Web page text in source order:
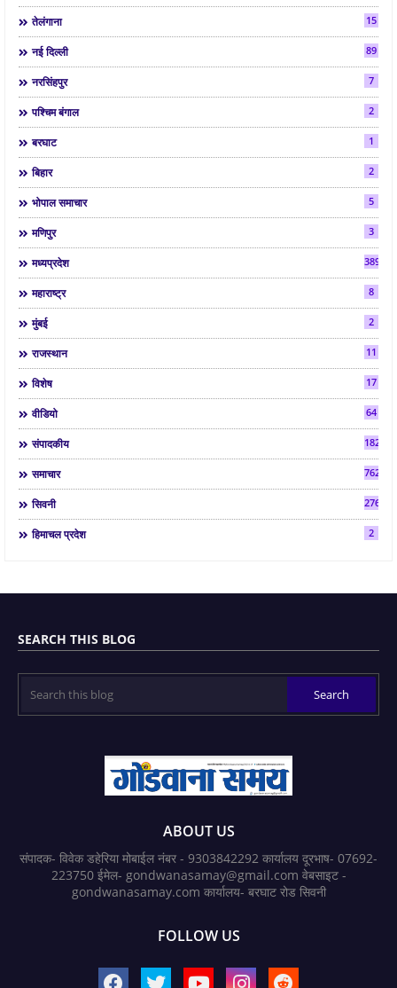
तेलंगाना 15
नई दिल्ली 89
नरसिंहपुर 7
पश्चिम बंगाल 2
बरघाट 1
बिहार 2
भोपाल समाचार 5
मणिपुर 3
मध्यप्रदेश 3892
महाराष्ट्र 8
मुंबई 2
राजस्थान 11
विशेष 17
वीडियो 64
संपादकीय 182
समाचार 7624
सिवनी 2763
हिमाचल प्रदेश 2
SEARCH THIS BLOG
ABOUT US
संपादक- विवेक डहेरिया मोबाईल नंबर - 9303842292 कार्यालय दूरभाष- 07692-
223750 ईमेल- gondwanasamay@gmail.com वेबसाइट -
gondwanasamay.com कार्यालय- बरघाट रोड सिवनी
FOLLOW US